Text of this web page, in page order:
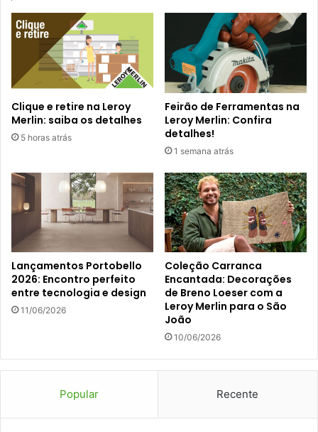
Clique e retire na Leroy
Merlin: saiba os detalhes
5 horas atrás
Feirão de Ferramentas na
Leroy Merlin: Confira
detalhes!
1 semana atrás
Lançamentos Portobello
2026: Encontro perfeito
entre tecnologia e design
11/06/2026
Coleção Carranca
Encantada: Decorações
de Breno Loeser com a
Leroy Merlin para o São
João
10/06/2026
Popular Recente